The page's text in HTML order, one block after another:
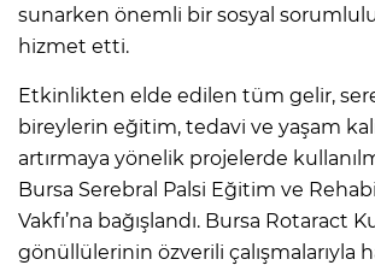
sunarken önemli bir sosyal
hizmet etti.
Etkinlikten elde edilen tüm gelir,
bireylerin eğitim, tedavi ve yaşam
artırmaya yönelik projelerde
Bursa Serebral Palsi Eğitim ve
Vakfı’na bağışlandı. Bursa Rotaract
gönüllülerinin özverili çalışmalarıyla